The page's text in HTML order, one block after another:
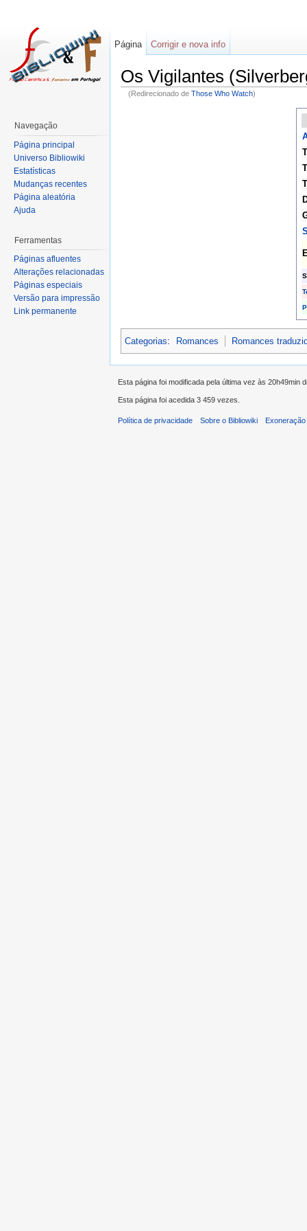
Os Vigilantes
(Redirecionado de Those Who Watch)
Categorias: Romances Romances
Página Corrigir e nova info
Navegação
Página principal
Universo Bibliowiki
Estatísticas
Mudanças recentes
Página aleatória
Ajuda
Ferramentas
Páginas afluentes
Alterações relacionadas
Páginas especiais
Versão para impressão
Link permanente
Esta página foi modificada pela última vez às 20h49min
Esta página foi acedida 3 459 vezes.
Política de privacidade Sobre o Bibliowiki